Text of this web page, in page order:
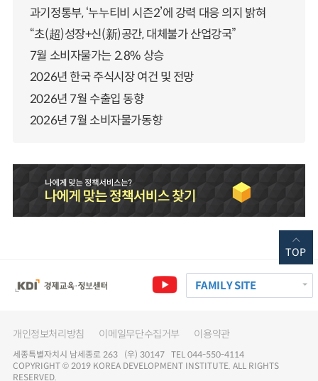
과기정통부, ‘누누티비 시즌2’에 강력 대응 의지 밝혀
“초(超)성장+신(新)공간, 대체불가 산업강국”
7월 소비자물가는 2.8% 상승
2026년 한국 주식시장 여건 및 전망
2026년 7월 수출입 동향
2026년 7월 소비자물가동향
FAMILY SITE
개인정보처리방침 이메일무단수집거부 이용약관
세종특별자치시 남세종로 263 (우) 30147 TEL 044-550-4114
COPYRIGHT © 2019 KOREA DEVELOPMENT INSTITUTE. ALL RIGHTS
RESERVED.
TOP